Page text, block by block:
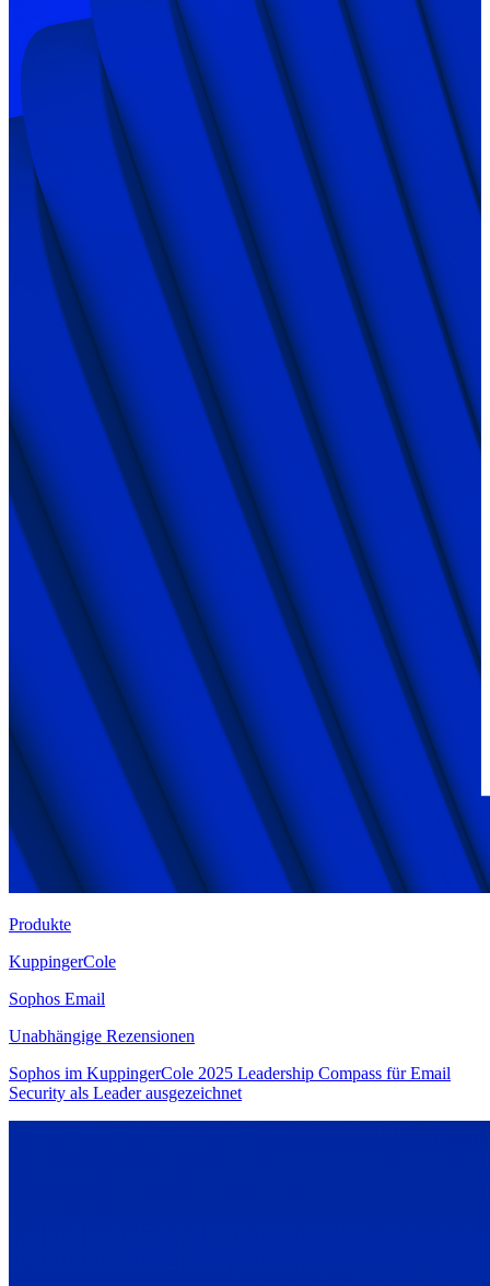
Produkte
KuppingerCole
Sophos Email
Unabhängige Rezensionen
Sophos im KuppingerCole 2025 Leadership Compass für Email
Security als Leader ausgezeichnet